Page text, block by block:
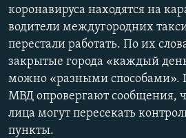
Auto 270p
коронавируса находятся на
водители междугородних
перестали работать. По их
закрытые города «каждый
можно «разными способами».
МВД опровергают сообщения,
лица могут пересекать
пункты.